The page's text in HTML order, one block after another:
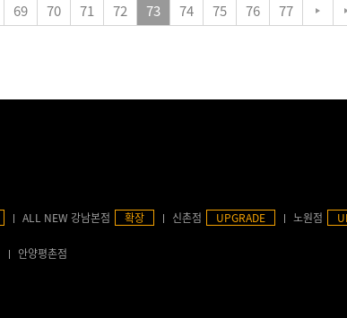
69 70 71 72 73 74 75 76 77
ALL NEW 강남본점 확장 신촌점 UPGRADE 노원점
안양평촌점